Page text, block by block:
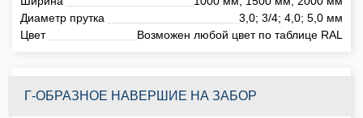
Диаметр прутка
3,0; 3/4; 4,0; 5,0 мм
Цвет
Возможен любой цвет по таблице RAL
Г-ОБРАЗНОЕ НАВЕРШИЕ НА ЗАБОР